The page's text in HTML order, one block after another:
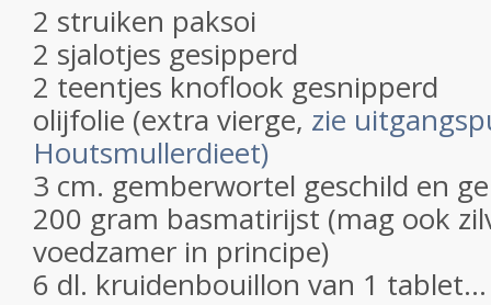
2 struiken paksoi
2 sjalotjes gesipperd
2 teentjes knoflook gesnipperd
olijfolie (extra vierge, zie
Houtsmullerdieet)
3 cm. gemberwortel geschild en
200 gram basmatirijst (mag ook
voedzamer in principe)
6 dl. kruidenbouillon van 1 tablet...